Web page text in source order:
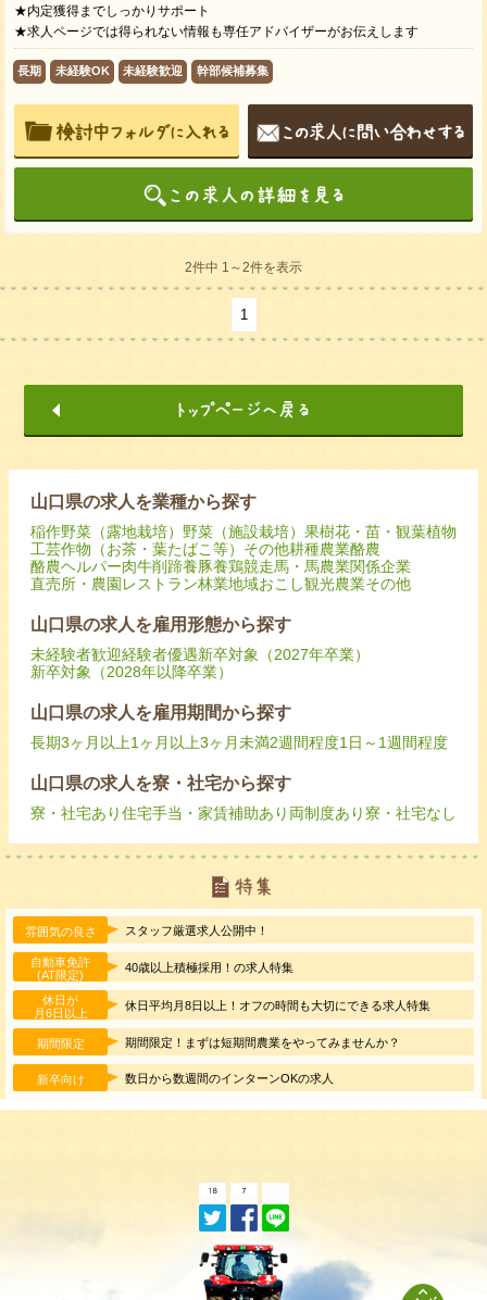
★内定獲得までしっかりサポート
★求人ページでは得られない情報も専任アドバイザーがお伝えします
長期 未経験OK 未経験歓迎 幹部候補募集
2件中 1～2件を表示
1
山口県の求人を業種から探す
稲作野菜（露地栽培） 野菜（施設栽培） 果樹花・苗・観葉植物
工芸作物（お茶・葉たばこ等） その他耕種農業酪農
酪農ヘルパー肉牛削蹄養豚養鶏競走馬・馬農業関係企業
直売所・農園レストラン林業地域おこし観光農業その他
山口県の求人を雇用形態から探す
未経験者歓迎経験者優遇新卒対象（2027年卒業）
新卒対象（2028年以降卒業）
山口県の求人を雇用期間から探す
長期3ヶ月以上1ヶ月以上3ヶ月未満2週間程度1日～1週間程度
山口県の求人を寮・社宅から探す
寮・社宅あり住宅手当・家賃補助あり 両制度あり寮・社宅なし
雰囲気の良さ スタッフ厳選求人公開中！
自動車免許
(AT限定)
40歳以上積極採用！の求人特集
休日が
月6日以上
休日平均月8日以上！オフの時間も大切にできる求人特集
期間限定 期間限定！まずは短期間農業をやってみませんか？
新卒向け 数日から数週間のインターンOKの求人